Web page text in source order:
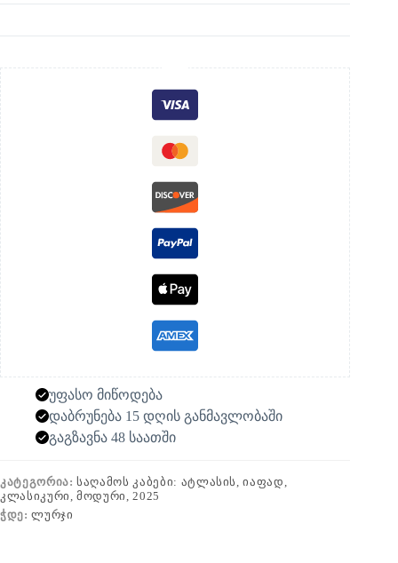
უფასო მიწოდება
დაბრუნება 15 დღის განმავლობაში
გაგზავნა 48 საათში
ᲙᲐᲢᲔᲒᲝᲠᲘᲐ:ᲡᲐᲦᲐᲛᲝᲡ ᲙᲐᲑᲔᲑᲘ: ᲐᲢᲚᲐᲡᲘᲡ, ᲘᲐᲤᲐᲓ,
ᲙᲚᲐᲡᲘᲙᲣᲠᲘ, ᲛᲝᲓᲣᲠᲘ, 2025
ᲭᲓᲔ:ᲚᲣᲠᲯᲘ